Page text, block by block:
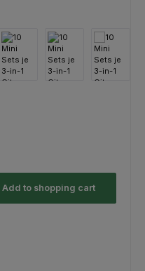
Add to shopping cart